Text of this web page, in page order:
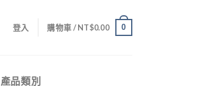
登入 購物車 /NT$0.00 0
產品類別